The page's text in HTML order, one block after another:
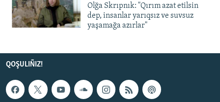
Olğa Skrıpnık: "Qırım azat etilsin
dep, insanlar yarıqsız ve suvsuz
yaşamağa azırlar"
QOŞULIÑIZ!